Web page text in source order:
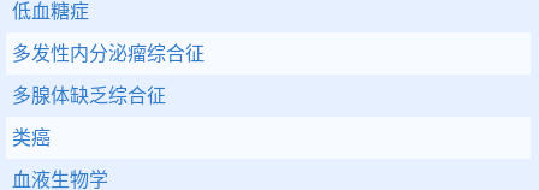
低血糖症
多发性内分泌瘤综合征
多腺体缺乏综合征
类癌
血液生物学